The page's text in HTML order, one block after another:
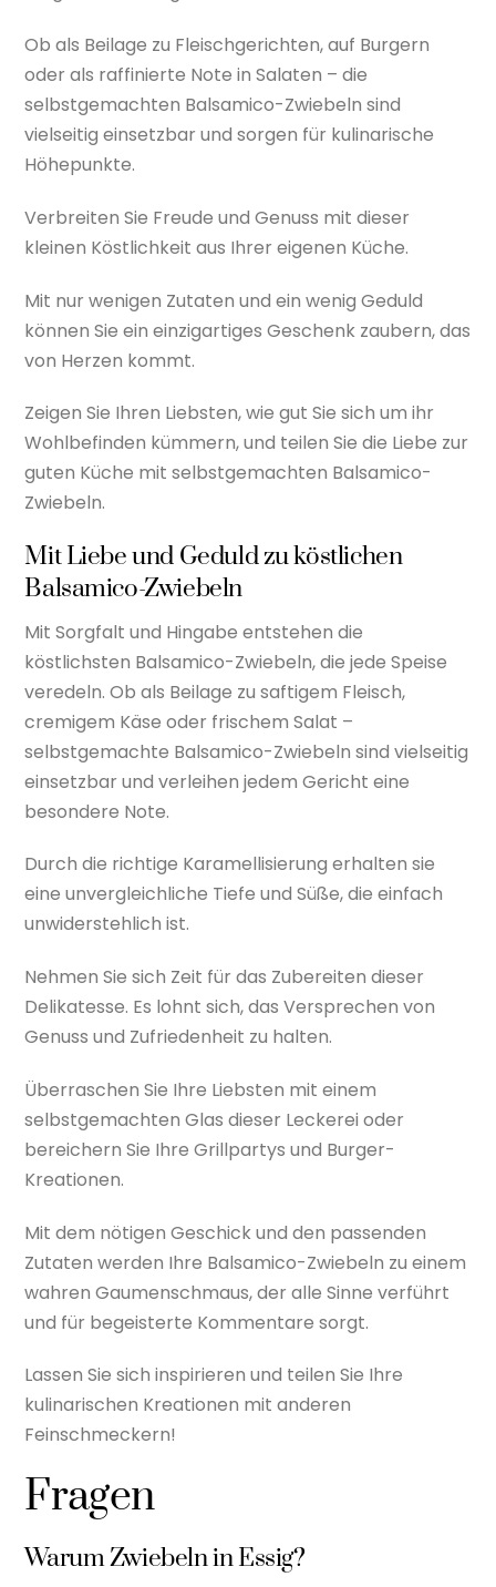
Ob als Beilage zu Fleischgerichten, auf Burgern
oder als raffinierte Note in Salaten – die
selbstgemachten Balsamico-Zwiebeln sind
vielseitig einsetzbar und sorgen für kulinarische
Höhepunkte.
Verbreiten Sie Freude und Genuss mit dieser
kleinen Köstlichkeit aus Ihrer eigenen Küche.
Mit nur wenigen Zutaten und ein wenig Geduld
können Sie ein einzigartiges Geschenk zaubern, das
von Herzen kommt.
Zeigen Sie Ihren Liebsten, wie gut Sie sich um ihr
Wohlbefinden kümmern, und teilen Sie die Liebe zur
guten Küche mit selbstgemachten Balsamico-
Zwiebeln.
Mit Liebe und Geduld zu köstlichen
Balsamico-Zwiebeln
Mit Sorgfalt und Hingabe entstehen die
köstlichsten Balsamico-Zwiebeln, die jede Speise
veredeln. Ob als Beilage zu saftigem Fleisch,
cremigem Käse oder frischem Salat –
selbstgemachte Balsamico-Zwiebeln sind vielseitig
einsetzbar und verleihen jedem Gericht eine
besondere Note.
Durch die richtige Karamellisierung erhalten sie
eine unvergleichliche Tiefe und Süße, die einfach
unwiderstehlich ist.
Nehmen Sie sich Zeit für das Zubereiten dieser
Delikatesse. Es lohnt sich, das Versprechen von
Genuss und Zufriedenheit zu halten.
Überraschen Sie Ihre Liebsten mit einem
selbstgemachten Glas dieser Leckerei oder
bereichern Sie Ihre Grillpartys und Burger-
Kreationen.
Mit dem nötigen Geschick und den passenden
Zutaten werden Ihre Balsamico-Zwiebeln zu einem
wahren Gaumenschmaus, der alle Sinne verführt
und für begeisterte Kommentare sorgt.
Lassen Sie sich inspirieren und teilen Sie Ihre
kulinarischen Kreationen mit anderen
Feinschmeckern!
Fragen
Warum Zwiebeln in Essig?